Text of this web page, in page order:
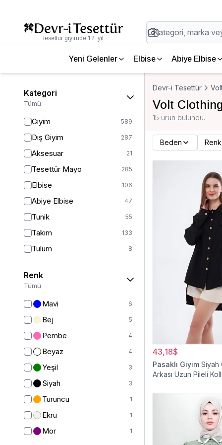
tesettür giyimde 12. yıl
Yeni Gelenler Elbise Abiye Elbise
Kategori
Tümü
Giyim 589
Dış Giyim 287
Aksesuar 21
Tesettür Mayo 285
Elbise 106
Abiye Elbise 47
Tunik 55
Takım 133
Tulum 8
Pantolon 148
Etek 19
Renk
Tümü
Mavi 6
Bej 5
Pembe 4
Beyaz 4
Yeşil 3
Siyah 3
Turuncu 1
Ekru 1
Mor 1
Devr-i Tesettür
Volt
15 ürün bulundu.
Beden Renk
43,18$
Pasaklı Giyim Siyah
Arkası Uzun Pileli